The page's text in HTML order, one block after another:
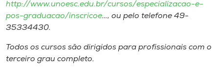
http://www.unoesc.edu.br/cursos/especializacao-e-
pos-graduacao/inscricoe…, ou pelo telefone 49-
35334430.
Todos os cursos são dirigidos para profissionais com o
terceiro grau completo.